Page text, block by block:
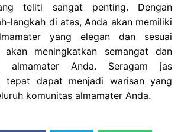
teliti sangat penting. Dengan
langkah di atas, Anda akan memiliki
yang elegan dan sesuai
akan meningkatkan semangat dan
almamater Anda. Seragam jas
tepat dapat menjadi warisan yang
komunitas almamater Anda.